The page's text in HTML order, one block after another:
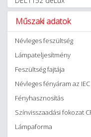
Műszaki adatok
Névleges feszültség
Lámpateljesítmény
Feszültség fajtája
Névleges fényáram az
Fényhasznosítás
Színvisszaadási fokozat
Lámpaforma